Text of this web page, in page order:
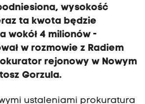
wysokość
ta kwota będzie
wokół 4 milionów -
w rozmowie z Radiem
rejonowy w Nowym
Gorzula.
ustaleniami prokuratura